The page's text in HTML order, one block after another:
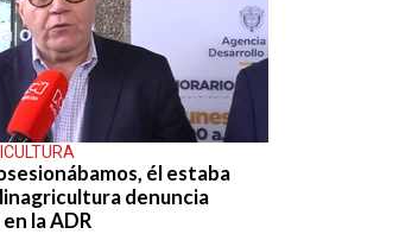
él estaba
denuncia
la ADR